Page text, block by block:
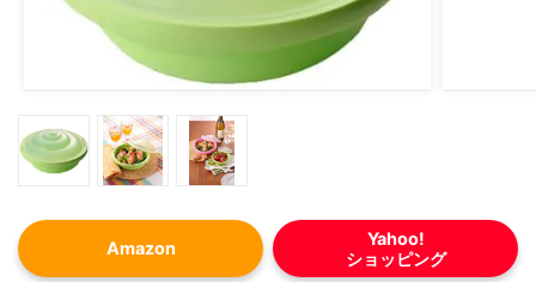
Amazon
Yahoo!
ショッピング